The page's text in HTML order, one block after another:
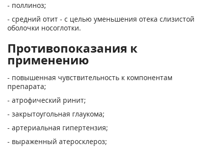
- поллиноз;
- средний отит - с целью уменьшения отека слизистой
оболочки носоглотки.
Противопоказания к
применению
- повышенная чувствительность к компонентам
препарата;
- атрофический ринит;
- закрытоугольная глаукома;
- артериальная гипертензия;
- выраженный атеросклероз;